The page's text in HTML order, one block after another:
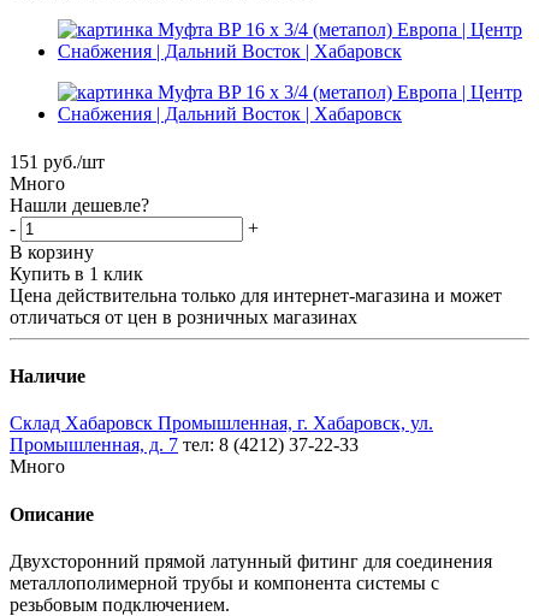
151 руб./шт
Много
Нашли дешевле?
-
+
В корзину
Купить в 1 клик
Цена действительна только для интернет-магазина и может
отличаться от цен в розничных магазинах
Наличие
Склад Хабаровск Промышленная, г. Хабаровск, ул.
Промышленная, д. 7 тел: 8 (4212) 37-22-33
Много
Описание
Двухсторонний прямой латунный фитинг для соединения
металлополимерной трубы и компонента системы с
резьбовым подключением.